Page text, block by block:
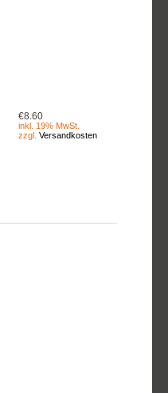
€8.60
inkl. 19% MwSt.
zzgl. Versandkosten